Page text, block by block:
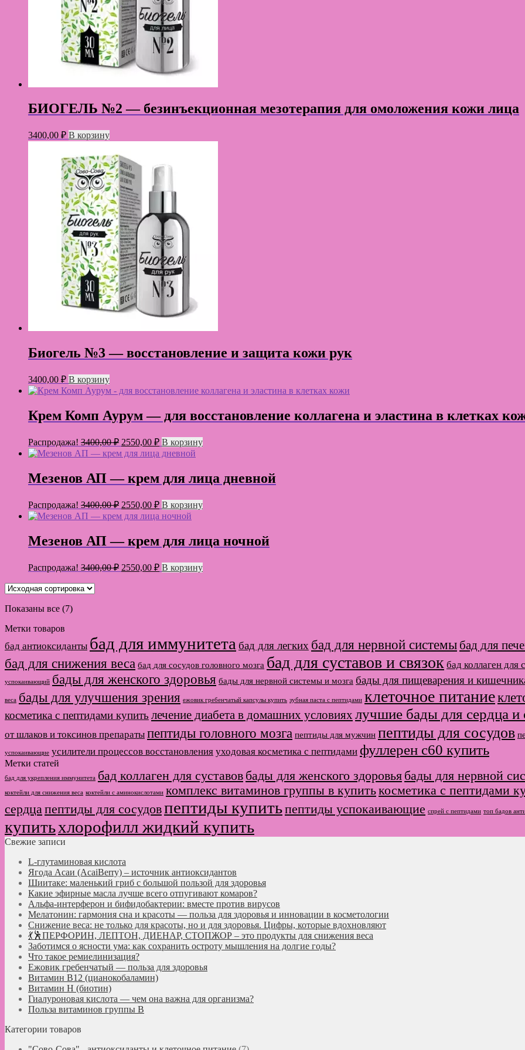
БИОГЕЛЬ №2 — безинъекционная мезотерапия для омоложения кожи лица
3400,00 ₽ В корзину
Биогель №3 — восстановление и защита кожи рук
3400,00 ₽ В корзину
Крем Комп Аурум — для восстановление коллагена и эластина в клетках
Распродажа! 3400,00₽ Первоначальная
цена
составляла
2550,00 ₽Текущая
цена:
В корзину
Мезенов АП — крем для лица дневной
Распродажа! 3400,00₽ Первоначальная
цена
составляла
2550,00 ₽Текущая
цена:
В корзину
Мезенов АП — крем для лица ночной
Распродажа! 3400,00₽ Первоначальная
2550,00 ₽Текущая
цена:
В корзину
Показаны все (7)
Метки товаров
бад антиоксиданты бад для иммунитета бад для легких бад для нервной системы бад для
бад для снижения веса бад для сосудов головного мозга бад для суставов и связок бад коллаген для
успокаивающий бады для женского здоровья бады для нервной системы и мозга бады для пищеварения и
веса бады для улучшения зрения ежовик гребенчатый капсулы купить зубная паста с пептидами клеточное питание
косметика с пептидами купить лечение диабета в домашних условиях лучшие бады для сердца и
от шлаков и токсинов препараты пептиды головного мозга пептиды для мужчин пептиды для сосудов
успокаивающие усилители процессов восстановления уходовая косметика с пептидами фуллерен с60 купить
Метки статей
бад для укрепления иммунитета бад коллаген для суставов бады для женского здоровья бады для нервной
коктейли для снижения веса коктейли с аминокислотами комплекс витаминов группы в купитькосметика с пептидами
сердца пептиды для сосудовпептиды купитьпептиды успокаивающие спрей с пептидами топ бадов
купитьхлорофилл жидкий купить
Свежие записи
L-глутаминовая кислота
Ягода Асаи (AcaiBerry) – источник антиоксидантов
Шиитаке: маленький гриб с большой пользой для здоровья
Какие эфирные масла лучше всего отпугивают комаров?
Альфа-интерферон и бифидобактерии: вместе против вирусов
Мелатонин: гармония сна и красоты — польза для здоровья и инновации в косметологии
Снижение веса: не только для красоты, но и для здоровья. Цифры, которые вдохновляют
💃🕺ПЕРФОРИН, ЛЕПТОН, ДИЕНАР, СТОПЖОР – это продукты для снижения веса
Заботимся о ясности ума: как сохранить остроту мышления на долгие годы?
Что такое ремиелинизация?
Ежовик гребенчатый — польза для здоровья
Витамин B12 (цианокобаламин)
Витамин H (биотин)
Гиалуроновая кислота — чем она важна для организма?
Польза витаминов группы B
Категории товаров